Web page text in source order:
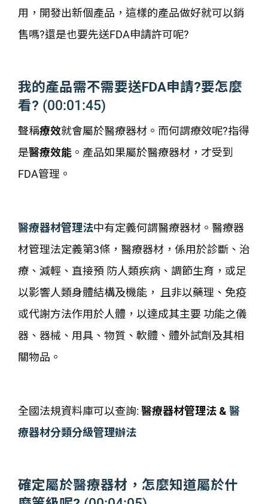
用，開發出新個產品，這樣的產品做好就可以銷
售嗎?還是也要先送FDA申請許可呢?
我的產品需不需要送FDA申請?要怎麼
看? (00:01:45)
聲稱療效就會屬於醫療器材。而何謂療效呢?指得
是醫療效能 。產品如果屬於醫療器材，才受到
FDA管理。
醫療器材管理法中有定義何謂醫療器材。醫療器
材管理法定義第3條，醫療器材，係用於診斷、治
療、減輕、直接預 防人類疾病、調節生育，或足
以影響人類身體結構及機能， 且非以藥理、免疫
或代謝方法作用於人體，以達成其主要 功能之儀
器、器械、用具、物質、軟體、體外試劑及其相
關物品。
全國法規資料庫可以查詢: 醫療器材管理法 & 醫
療器材分類分級管理辦法
確定屬於醫療器材，怎麼知道屬於什